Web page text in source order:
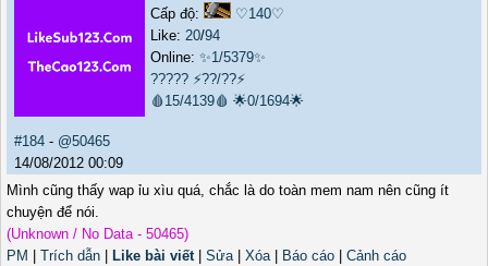
Cấp độ:
♡140♡
Like: 20/94
Online: ✨1/5379✨
????? ⚡??/??⚡
🩸15/4139🩸 🌟0/1694🌟
#184 - @50465
14/08/2012 00:09
Mình cũng thấy wap ỉu xìu quá, chắc là do toàn mem nam nên cũng ít
chuyện để nói.
(Unknown / No Data - 50465)
PM
Trích dẫn Like bài viết| Sửa| Xóa| Báo cáo
Cảnh cáo